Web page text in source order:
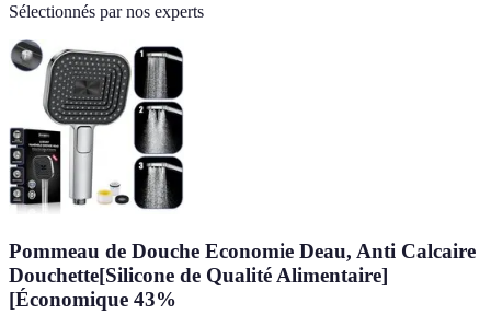
Sélectionnés par nos experts
Pommeau de Douche Economie Deau, Anti Calcaire
Douchette[Silicone de Qualité Alimentaire]
[Économique 43%